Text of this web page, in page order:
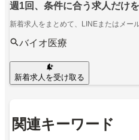
週1回、条件に合う求人だけ
新着求人をまとめて、LINEまたはメー
バイオ医療
新着求人を受け取る
関連キーワード